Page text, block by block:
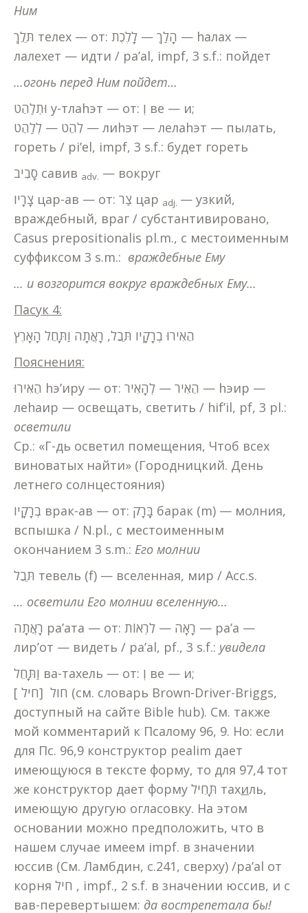
Ним
תֵּלֵךְ телех — от: הָלַךְ — לָלֶכֶת — hалах —
лалехет — идти / pa’al, impf, 3 s.f.: пойдет
…огонь перед Ним пойдет…
וּתְלַהֵט у-тлаhэт — от: וְ ве — и;
לִהֵט — לְלַהֵט — лиhэт — лелаhэт — пылать,
гореть / pi’el, impf, 3 s.f.: будет гореть
סָבִיב савив adv. — вокруг
צָרָיו цар-ав — от: צַר цар adj. — узкий,
враждебный, враг / субстантивировано,
Casus prepositionalis pl.m., с местоименным
суффиксом 3 s.m.: враждебные Ему
… и возгорится вокруг враждебных Ему…
Пасук 4:
הֵאִירוּ בְרָקָיו תֵּבֵל, רָאֲתָה וַתָּחֵל הָאָרֶץ
Пояснения:
הֵאִירוּ hэ’иру — от: הֵאִיר — לְהָאִיר — hэир —
леhаир — освещать, светить / hif’il, pf, 3 pl.:
осветили
Ср.: «Г-дь осветил помещения, Чтоб всех
виноватых найти» (Городницкий. День
летнего солнцестояния)
בְרָקָיו врак-ав — от: בָּרָק барак (m) — молния,
вспышка / N.pl., с местоименным
окончанием 3 s.m.: Его молнии
תֵּבֵל тевель (f) — вселенная, мир / Acc.s.
… осветили Его молнии вселенную…
רָאֲתָה ра’ата — от: רָאָה — לִרְאוֹת — ра’а —
лир’от — видеть / pa’al, pf., 3 s.f.: увидела
וַתָּחֵל ва-тахель — от: וְ ве — и;
חול [חיל ] (см. словарь Brown-Driver-Briggs,
доступный на сайте Bible hub). См. также
мой комментарий к Псалому 96, 9. Но: если
для Пс. 96,9 конструктор pealim дает
имеющуюся в тексте форму, то для 97,4 тот
же конструктор дает форму תָּחִיל тахиль,
имеющую другую огласовку. На этом
основании можно предположить, что в
нашем случае имеем impf. в значении
юссив (См. Ламбдин, с.241, сверху) /pa’al от
корня חיל , impf., 2 s.f. в значении юссив, и с
вав-перевертышем: да вострепетала бы!